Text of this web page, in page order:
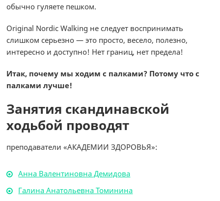
обычно гуляете пешком.
Original Nordic Walking не следует воспринимать
слишком серьезно — это просто, весело, полезно,
интересно и доступно! Нет границ, нет предела!
Итак, почему мы ходим с палками? Потому что с
палками лучше!
Занятия скандинавской
ходьбой проводят
преподаватели «АКАДЕМИИ ЗДОРОВЬЯ»:
Анна Валентиновна Демидова
Галина Анатольевна Томинина